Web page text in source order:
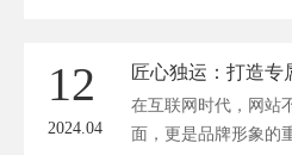
12
2024.04
在互联网时代，网站
面，更是品牌形象的